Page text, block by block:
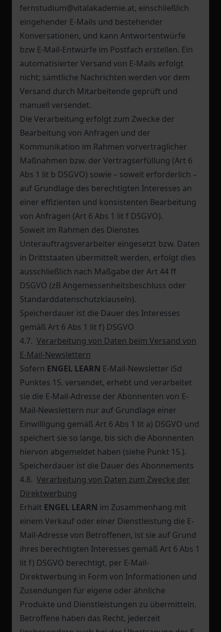
fernstudium@vitalakademie.at, einschließlich
eingehender E-Mails und bestehender
Konversationen, und kann Antwortentwürfe
bzw E-Mail-Entwürfe im Postfach erstellen. Ein
automatisierter Versand von E-Mails erfolgt
nicht; sämtliche Nachrichten werden vor dem
Versand durch Mitarbeitende geprüft und
manuell versendet.
Die Verarbeitung erfolgt zum Zwecke der
Bearbeitung von Anfragen und der
Kommunikation im Rahmen vorvertraglicher
Maßnahmen bzw. der Vertragserfüllung (Art 6
Abs 1 lit b DSGVO) sowie – soweit erforderlich –
auf Grundlage des berechtigten Interesses an
einer effizienten und konsistenten Bearbeitung
von Anfragen (Art 6 Abs 1 lit f DSGVO).
Soweit im Rahmen des Dienstes
Unterauftragsverarbeiter eingesetzt bzw. Daten
in Drittstaaten übermittelt werden, erfolgt dies
ausschließlich nach Maßgabe der Art 44 ff
DSGVO (zB Angemessenheitsbeschluss oder
Standarddatenschutzklauseln).
Speicherdauer ist die Dauer des Interesses
gemäß Art 6 Abs 1 lit f) DSGVO
4.7. Verarbeitung von Daten beim Versand von
E-Mail-Newslettern
Sofern ENGEL LEARN E-Mail-Newsletter iSd
Punktes 15. versendet, erhebt und verarbeitet
sie die E-Mail-Adresse der Abonnenten von E-
Mail-Newslettern nur auf Grundlage einer
Einwilligung gemäß Art 6 Abs 1 lit a) DSGVO und
speichert sie so lange, bis sich die Abonnenten
hiervon abgemeldet haben (siehe Punkt 15.).
Speicherdauer ist die Dauer des Abonnements
4.8. Verarbeitung von Daten zum Zwecke der
Direktwerbung
Erhält ENGEL LEARN im Zusammenhang mit
einem Verkauf oder einer Dienstleistung die E-
Mail-Adresse von Betroffenen, ist sie auf Grund
ihres berechtigten Interesses gemäß Art 6 Abs 1
lit f) DSGVO berechtigt, per E-Mail-
Direktwerbung in Form von Informationen und
Zusendungen für eigene oder ähnliche
Produkte und Dienstleistungen zu übermitteln.
Betroffene haben das Recht, jederzeit